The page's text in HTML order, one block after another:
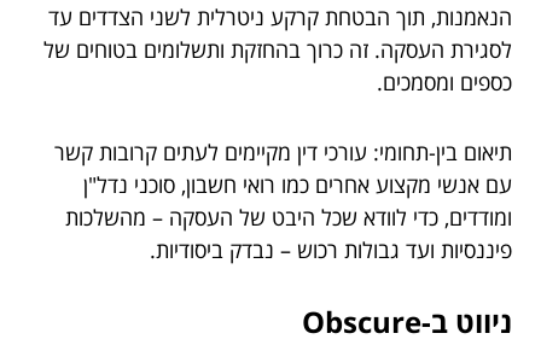
הנאמנות, תוך הבטחת קרקע ניטרלית לשני הצדדים עד
לסגירת העסקה. זה כרוך בהחזקת ותשלומים בטוחים של
כספים ומסמכים.
תיאום בין-תחומי: עורכי דין מקיימים לעתים קרובות קשר
עם אנשי מקצוע אחרים כמו רואי חשבון, סוכני נדל"ן
ומודדים, כדי לוודא שכל היבט של העסקה – מהשלכות
פיננסיות ועד גבולות רכוש – נבדק ביסודיות.
ניווט ב-Obscure